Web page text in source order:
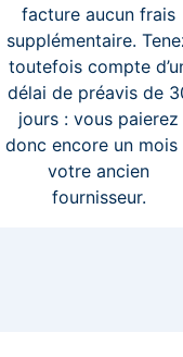
facture aucun frais
supplémentaire.
toutefois compte
délai de préavis de
jours : vous paierez
donc encore un mois
votre ancien
fournisseur.